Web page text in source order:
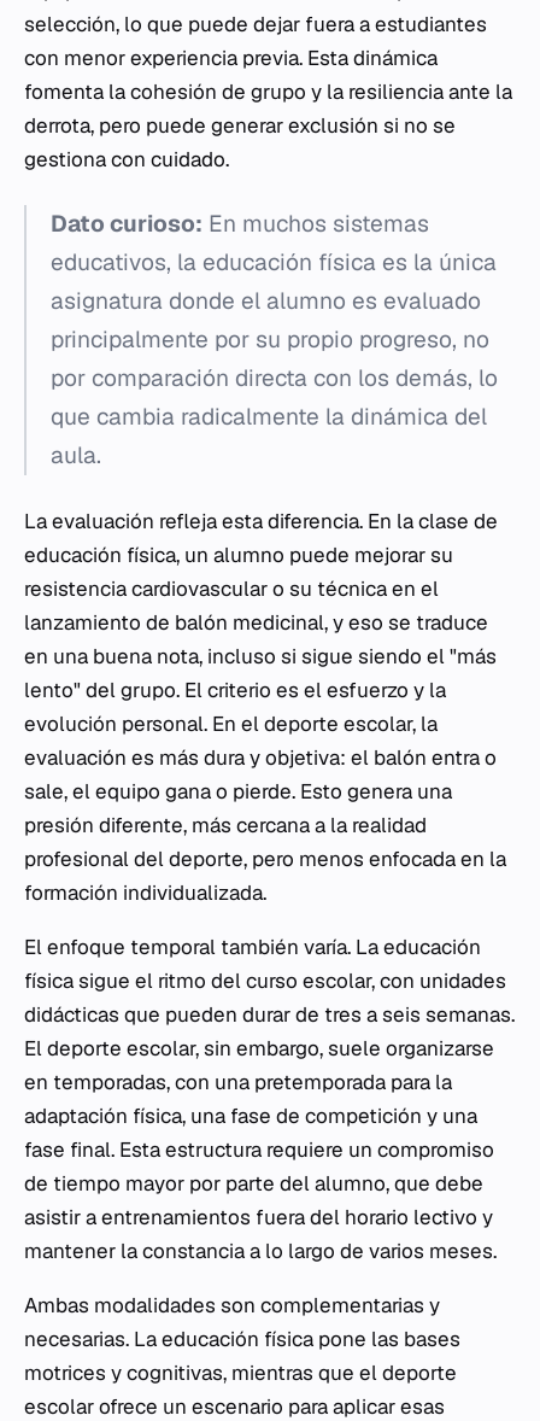
selección, lo que puede dejar fuera a estudiantes
con menor experiencia previa. Esta dinámica
fomenta la cohesión de grupo y la resiliencia ante la
derrota, pero puede generar exclusión si no se
gestiona con cuidado.
Dato curioso: En muchos sistemas
educativos, la educación física es la única
asignatura donde el alumno es evaluado
principalmente por su propio progreso, no
por comparación directa con los demás, lo
que cambia radicalmente la dinámica del
aula.
La evaluación refleja esta diferencia. En la clase de
educación física, un alumno puede mejorar su
resistencia cardiovascular o su técnica en el
lanzamiento de balón medicinal, y eso se traduce
en una buena nota, incluso si sigue siendo el "más
lento" del grupo. El criterio es el esfuerzo y la
evolución personal. En el deporte escolar, la
evaluación es más dura y objetiva: el balón entra o
sale, el equipo gana o pierde. Esto genera una
presión diferente, más cercana a la realidad
profesional del deporte, pero menos enfocada en la
formación individualizada.
El enfoque temporal también varía. La educación
física sigue el ritmo del curso escolar, con unidades
didácticas que pueden durar de tres a seis semanas.
El deporte escolar, sin embargo, suele organizarse
en temporadas, con una pretemporada para la
adaptación física, una fase de competición y una
fase final. Esta estructura requiere un compromiso
de tiempo mayor por parte del alumno, que debe
asistir a entrenamientos fuera del horario lectivo y
mantener la constancia a lo largo de varios meses.
Ambas modalidades son complementarias y
necesarias. La educación física pone las bases
motrices y cognitivas, mientras que el deporte
escolar ofrece un escenario para aplicar esas